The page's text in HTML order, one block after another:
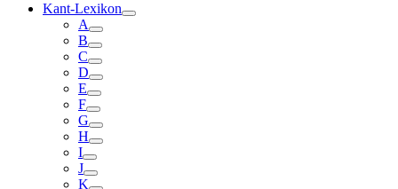
Kant-Lexikon
A
B
C
D
E
F
G
H
I
J
K